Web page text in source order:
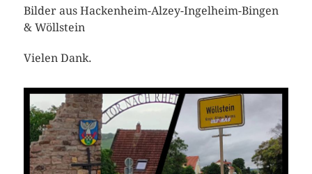
Bilder aus Hackenheim-Alzey-Ingelheim-Bingen
& Wöllstein
Vielen Dank.